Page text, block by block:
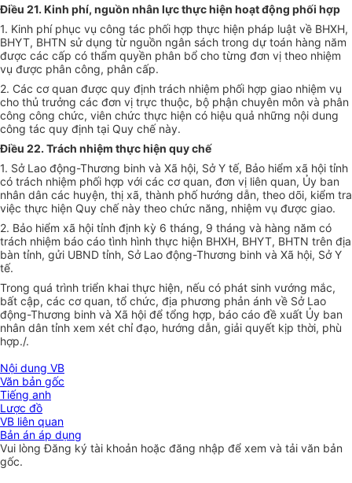
Điều 21. Kinh phí, nguồn nhân lực thực hiện hoạt động phối hợp
1. Kinh phí phục vụ công tác phối hợp thực hiện pháp luật về BHXH,
BHYT, BHTN sử dụng từ nguồn ngân sách trong dự toán hàng năm
được các cấp có thẩm quyền phân bổ cho từng đơn vị theo nhiệm
vụ được phân công, phân cấp.
2. Các cơ quan được quy định trách nhiệm phối hợp giao nhiệm vụ
cho thủ trưởng các đơn vị trực thuộc, bộ phận chuyên môn và phân
công công chức, viên chức thực hiện có hiệu quả những nội dung
công tác quy định tại Quy chế này.
Điều 22. Trách nhiệm thực hiện quy chế
1. Sở Lao động-Thương binh và Xã hội, Sở Y tế, Bảo hiểm xã hội tỉnh
có trách nhiệm phối hợp với các cơ quan, đơn vị liên quan, Ủy ban
nhân dân các huyện, thị xã, thành phố hướng dẫn, theo dõi, kiểm tra
việc thực hiện Quy chế này theo chức năng, nhiệm vụ được giao.
2. Bảo hiểm xã hội tỉnh định kỳ 6 tháng, 9 tháng và hàng năm có
trách nhiệm báo cáo tình hình thực hiện BHXH, BHYT, BHTN trên địa
bàn tỉnh, gửi UBND tỉnh, Sở Lao động-Thương binh và Xã hội, Sở Y
tế.
Trong quá trình triển khai thực hiện, nếu có phát sinh vướng mắc,
bất cập, các cơ quan, tổ chức, địa phương phản ánh về Sở Lao
động-Thương binh và Xã hội để tổng hợp, báo cáo đề xuất Ủy ban
nhân dân tỉnh xem xét chỉ đạo, hướng dẫn, giải quyết kịp thời, phù
hợp./.
Nội dung VB
Văn bản gốc
Tiếng anh
Lược đồ
VB liên quan
Bản án áp dụng
Vui lòngĐăng ký tài khoản hoặc đăng nhập để xem và tải văn bản
gốc.